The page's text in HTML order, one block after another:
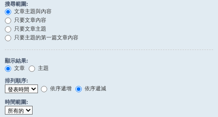
搜尋範圍:
文章主題與內容
只要文章內容
只要文章主題
只要主題的第一篇文章內容
顯示結果:
文章
主題
排列順序:
依序遞增
依序遞減
時間範圍: